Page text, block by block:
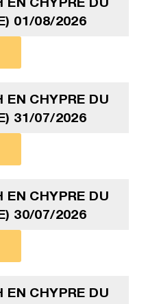
01/08/2026
EN CHYPRE DU
31/07/2026
EN CHYPRE DU
30/07/2026
EN CHYPRE DU